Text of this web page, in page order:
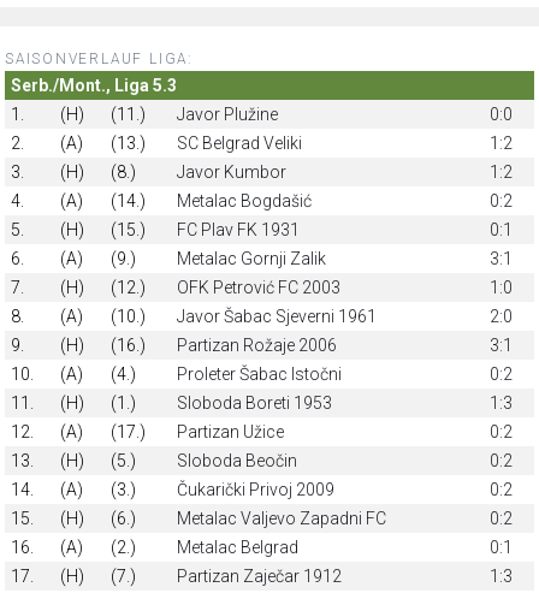
SAISONVERLAUF LIGA:
Serb./Mont., Liga 5.3
1.
(H) (11.) Javor Plužine
0:0
2.
(A) (13.) SC Belgrad Veliki
1:2
3.
(H) (8.) Javor Kumbor
1:2
4.
(A) (14.) Metalac Bogdašić
0:2
5.
(H) (15.) FC Plav FK 1931
0:1
6.
(A) (9.) Metalac Gornji Zalik
3:1
7.
(H) (12.) OFK Petrović FC 2003
1:0
8.
(A) (10.) Javor Šabac Sjeverni 1961
2:0
9.
(H) (16.) Partizan Rožaje 2006
3:1
10.
(A) (4.) Proleter Šabac Istočni
0:2
11.
(H) (1.) Sloboda Boreti 1953
1:3
12.
(A) (17.) Partizan Užice
0:2
13.
(H) (5.) Sloboda Beočin
0:2
14.
(A) (3.) Čukarički Privoj 2009
0:2
15.
(H) (6.) Metalac Valjevo Zapadni FC
0:2
16.
(A) (2.) Metalac Belgrad
0:1
17.
(H) (7.) Partizan Zaječar 1912
1:3